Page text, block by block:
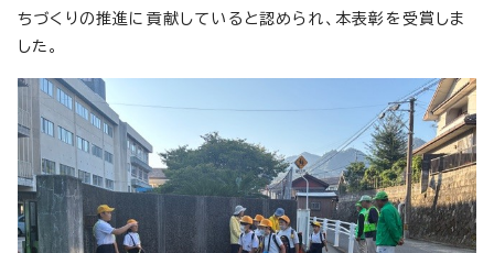
ちづくりの推進に貢献していると認められ、本表彰を受賞しま
した。